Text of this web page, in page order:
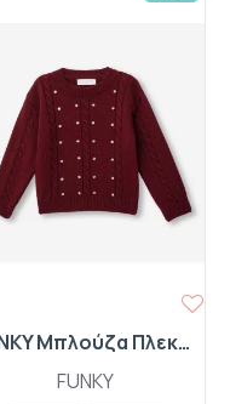
FUNKY
FUNKY Μπλούζα Πλεκτή με Στρας 227-710110-1 Merlot